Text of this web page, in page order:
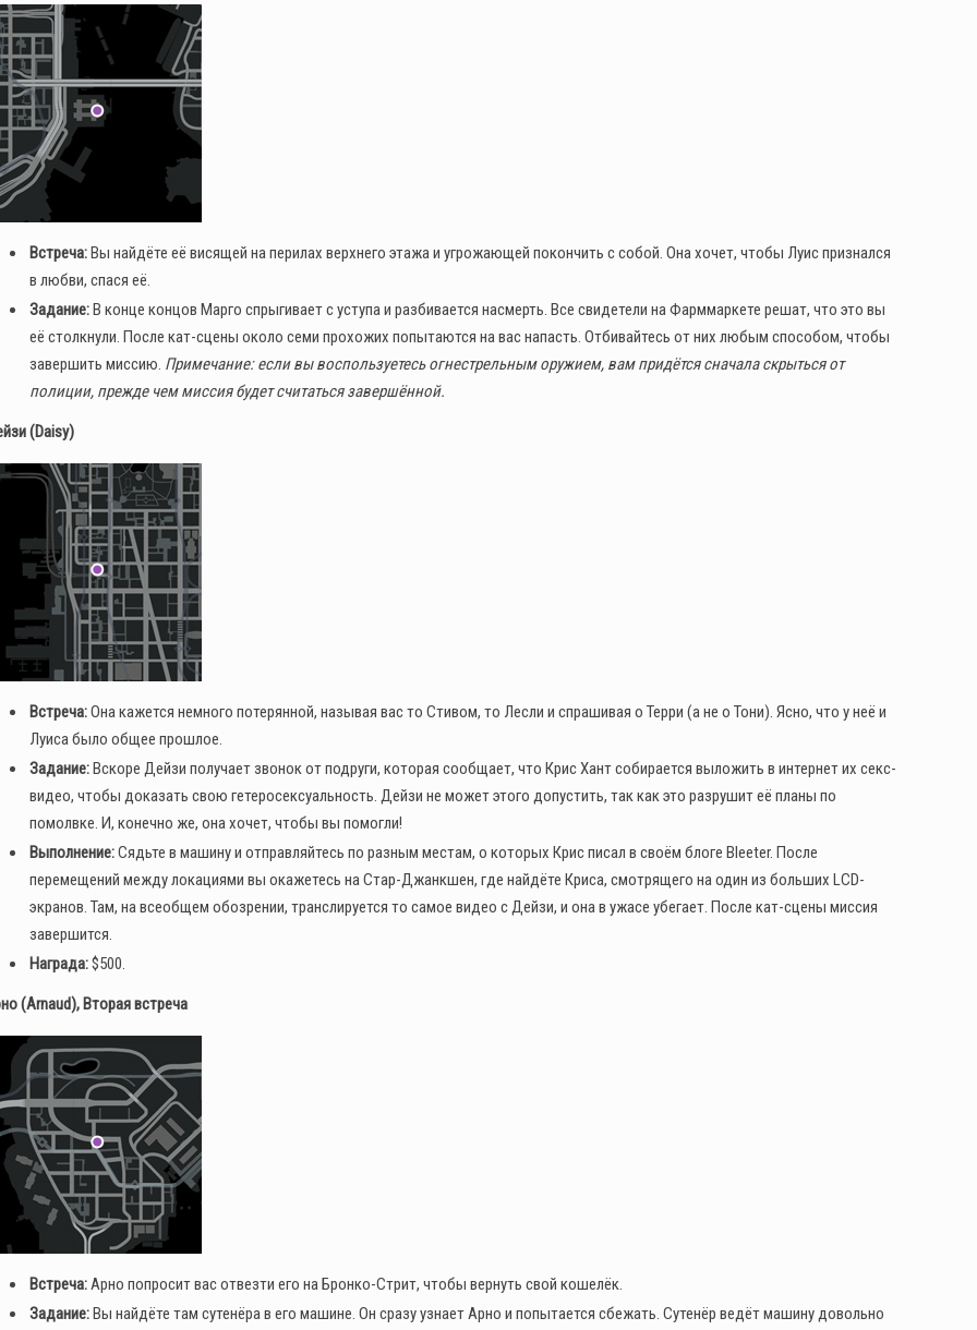
Встреча:Вы найдёте её висящей на перилах верхнего этажа и угрожающей покончить с собой. Она хочет, чтобы Луис признался
в любви, спася её.
Задание:В конце концов Марго спрыгивает с уступа и разбивается насмерть. Все свидетели на Фарммаркете решат, что это вы
её столкнули. После кат-сцены около семи прохожих попытаются на вас напасть. Отбивайтесь от них любым способом, чтобы
завершить миссию. Примечание: если вы воспользуетесь огнестрельным оружием, вам придётся сначала скрыться от
полиции, прежде чем миссия будет считаться завершённой.
(Daisy)
Встреча:Она кажется немного потерянной, называя вас то Стивом, то Лесли и спрашивая о Терри (а не о Тони). Ясно, что у неё и
Луиса было общее прошлое.
Задание:Вскоре Дейзи получает звонок от подруги, которая сообщает, что Крис Хант собирается выложить в интернет их секс-
видео, чтобы доказать свою гетеросексуальность. Дейзи не может этого допустить, так как это разрушит её планы по
помолвке. И, конечно же, она хочет, чтобы вы помогли!
Выполнение:Сядьте в машину и отправляйтесь по разным местам, о которых Крис писал в своём блоге Bleeter. После
перемещений между локациями вы окажетесь на Стар-Джанкшен, где найдёте Криса, смотрящего на один из больших LCD-
экранов. Там, на всеобщем обозрении, транслируется то самое видео с Дейзи, и она в ужасе убегает. После кат-сцены миссия
завершится.
Награда:$500.
(Arnaud), Вторая встреча
Встреча:Арно попросит вас отвезти его на Бронко-Стрит, чтобы вернуть свой кошелёк.
Задание:Вы найдёте там сутенёра в его машине. Он сразу узнает Арно и попытается сбежать. Сутенёр ведёт машину довольно